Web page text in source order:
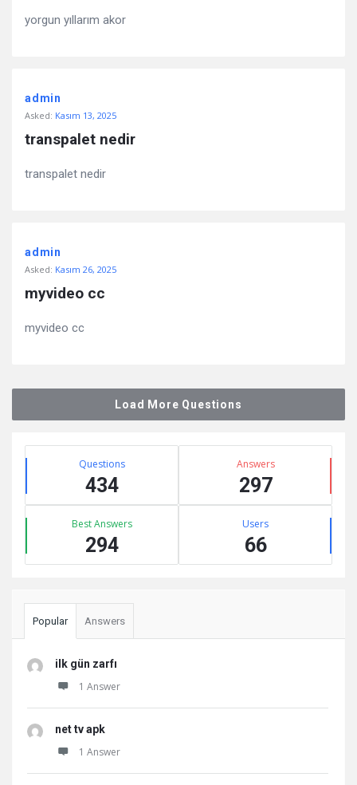
yorgun yıllarım akor
admin
Asked: Kasım 13, 2025
transpalet nedir
transpalet nedir
admin
Asked: Kasım 26, 2025
myvideo cc
myvideo cc
Load More Questions
Sidebar
Stats Questions
434
Answers
297
Best Answers
294
Users
66
Popular Answers
ilk gün zarfı
1 Answer
net tv apk
1 Answer